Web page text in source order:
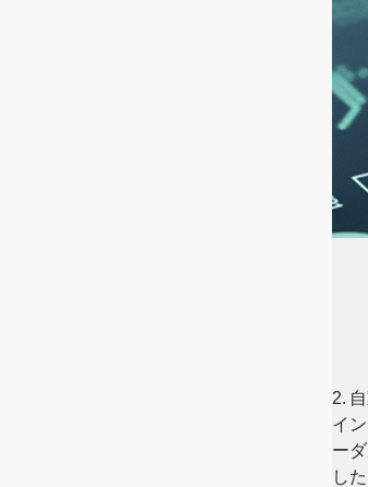
2.
イ
ー
した